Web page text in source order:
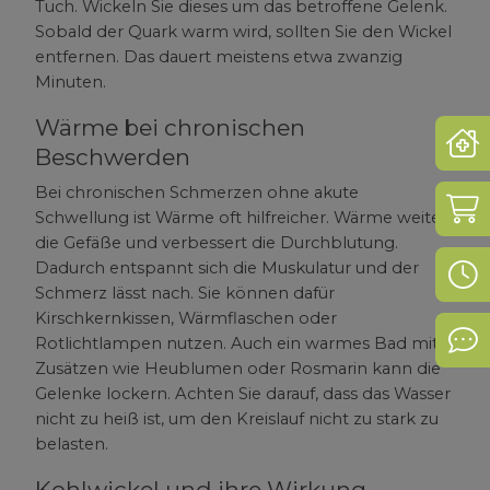
Tuch. Wickeln Sie dieses um das betroffene Gelenk.
Sobald der Quark warm wird, sollten Sie den Wickel
entfernen. Das dauert meistens etwa zwanzig
Minuten.
Wärme bei chronischen
Beschwerden
Bei chronischen Schmerzen ohne akute
Schwellung ist Wärme oft hilfreicher. Wärme weitet
die Gefäße und verbessert die Durchblutung.
Dadurch entspannt sich die Muskulatur und der
Schmerz lässt nach. Sie können dafür
Kirschkernkissen, Wärmflaschen oder
Rotlichtlampen nutzen. Auch ein warmes Bad mit
Zusätzen wie Heublumen oder Rosmarin kann die
Gelenke lockern. Achten Sie darauf, dass das Wasser
nicht zu heiß ist, um den Kreislauf nicht zu stark zu
belasten.